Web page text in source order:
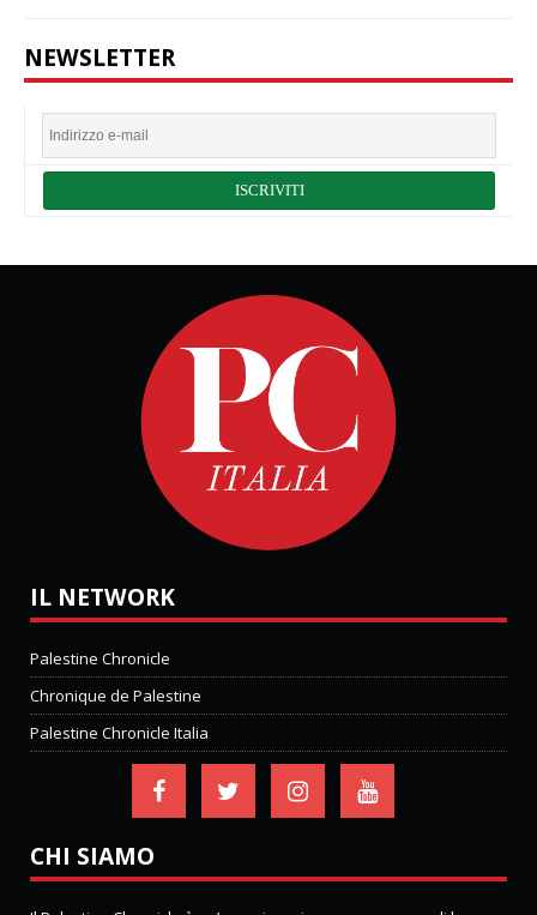
NEWSLETTER
IL NETWORK
Palestine Chronicle
Chronique de Palestine
Palestine Chronicle Italia
CHI SIAMO